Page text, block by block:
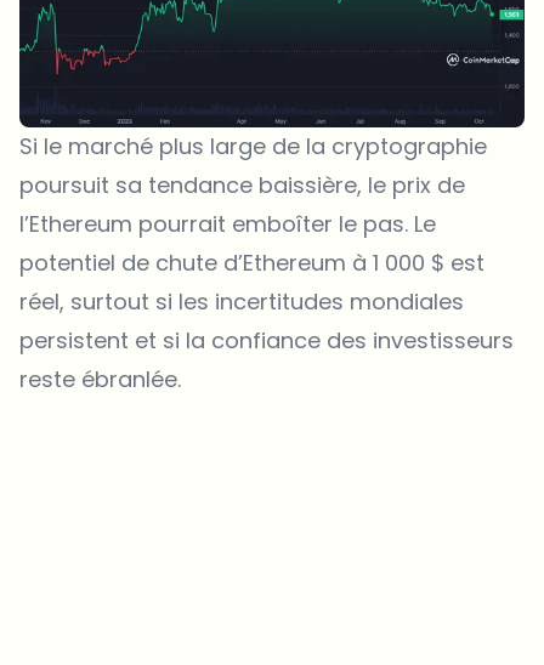
Si le marché plus large de la cryptographie
poursuit sa tendance baissière, le prix de
l’Ethereum pourrait emboîter le pas. Le
potentiel de chute d’Ethereum à 1 000 $ est
réel, surtout si les incertitudes mondiales
persistent et si la confiance des investisseurs
reste ébranlée.